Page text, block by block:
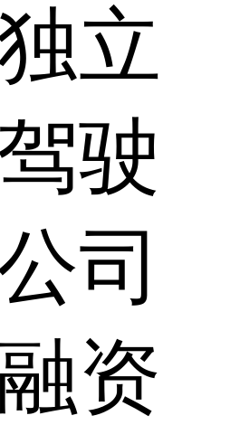
立
驶
司
资